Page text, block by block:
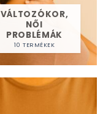
VÁLTOZÓKOR,
NŐI
PROBLÉMÁK
10 TERMÉKEK